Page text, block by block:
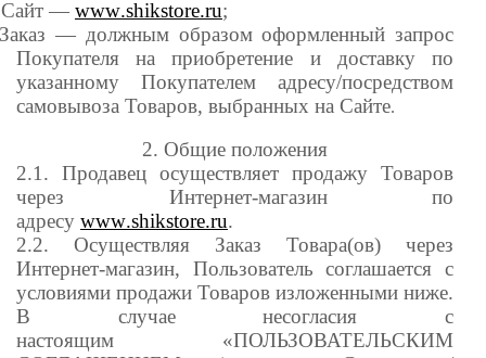
Сайт — www.shikstore.ru;
Заказ — должным образом оформленный запрос
Покупателя на приобретение и доставку по
указанному Покупателем адресу/посредством
самовывоза Товаров, выбранных на Сайте.
2. Общие положения
2.1. Продавец осуществляет продажу Товаров
через Интернет-магазин по
адресу www.shikstore.ru.
2.2. Осуществляя Заказ Товара(ов) через
Интернет-магазин, Пользователь соглашается с
условиями продажи Товаров изложенными ниже.
В случае несогласия с
настоящим «ПОЛЬЗОВАТЕЛЬСКИМ